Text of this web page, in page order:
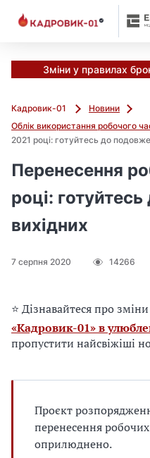
Зміни у правилах
Кадровик-01
Новини
Облік використання робочого
2021 році: готуйтесь до
Перенесення
році:
вихідних
7 серпня 2020 14266
⭐ Дізнавайтеся про
«Кадровик-01» в
пропустити найсвіжіші
Проєкт
перенесення
оприлюднено.